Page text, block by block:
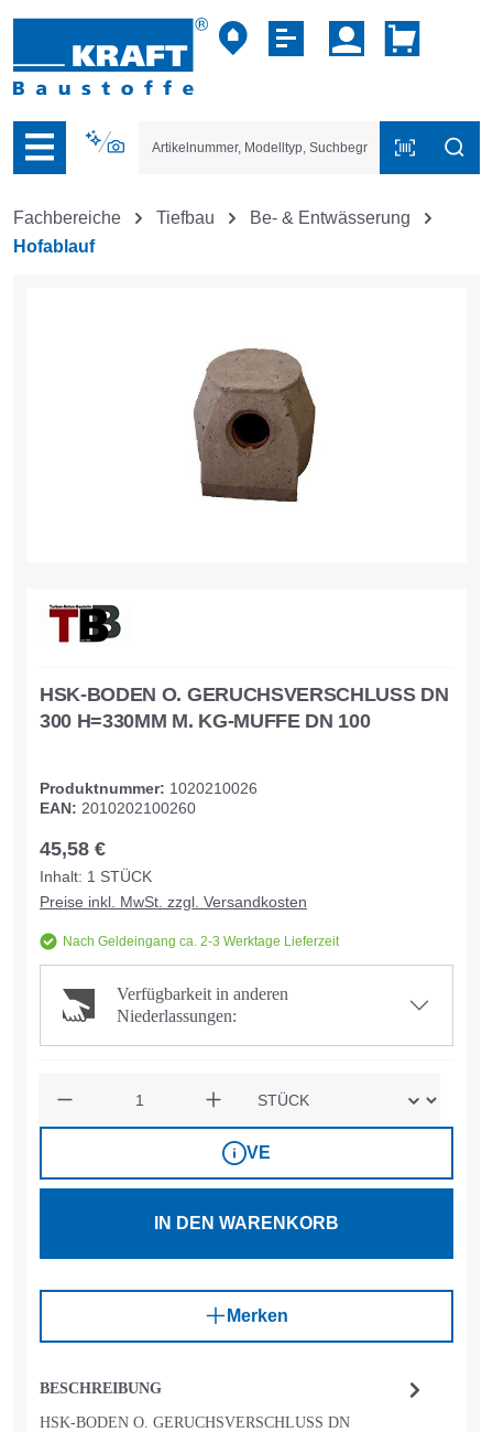
der B2B-Plattform springen
Fachbereiche Tiefbau
Be- & Entwässerung
Hofablauf
BESCHREIBUNG
HSK-BODEN O. GERUCHSVERSCHLUSS DN
HSK-BODEN O. GERUCHSVERSCHLUSS DN
300 H=330MM M. KG-MUFFE DN 100
Produktnummer: 1020210026
EAN: 2010202100260
45,58 €
Inhalt: 1 STÜCK
Preise inkl. MwSt. zzgl. Versandkosten
Nach Geldeingang ca. 2-3 Werktage Lieferzeit
Verfügbarkeit in anderen
Niederlassungen:
VE
IN DEN WARENKORB
Merken